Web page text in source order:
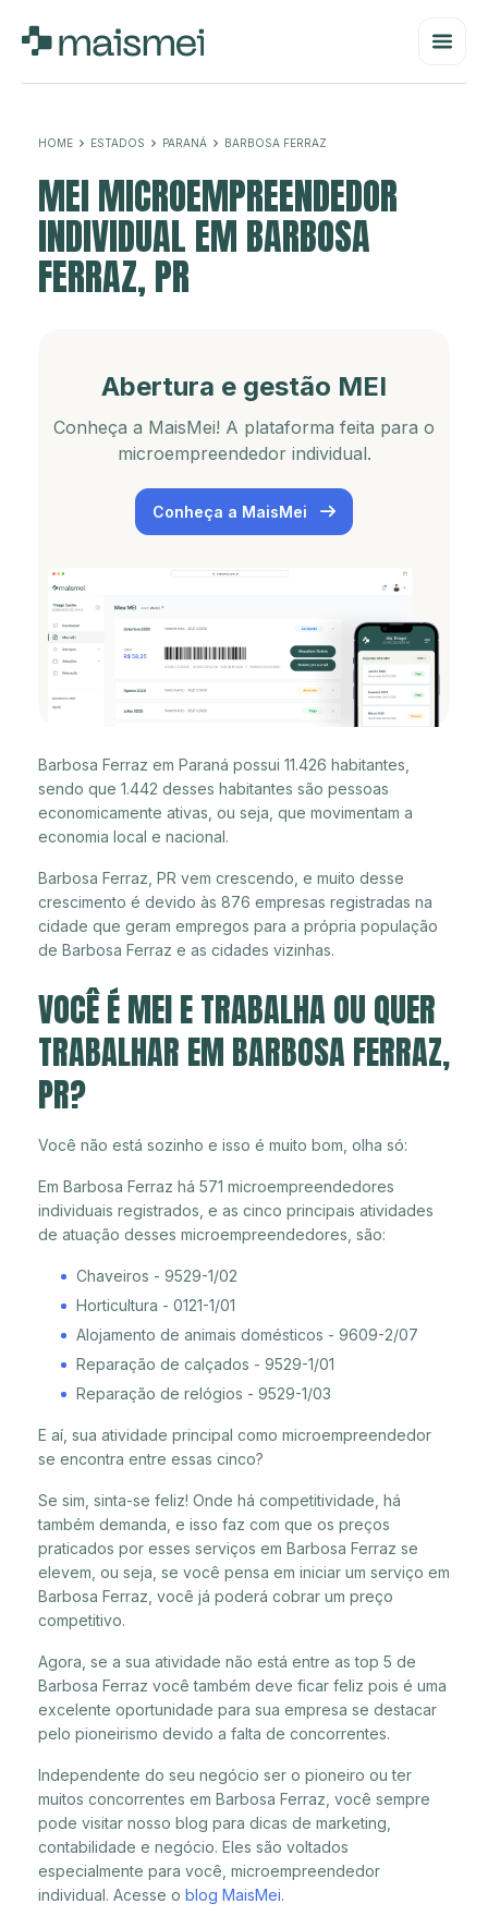
HOME ESTADOS PARANÁ BARBOSA FERRAZ
MEI MICROEMPREENDEDOR
INDIVIDUAL EM BARBOSA
FERRAZ, PR
Abertura e gestão MEI
Conheça a MaisMei! A plataforma feita para o
microempreendedor individual.
Conheça a MaisMei
Barbosa Ferraz em Paraná possui 11.426 habitantes,
sendo que 1.442 desses habitantes são pessoas
economicamente ativas, ou seja, que movimentam a
economia local e nacional.
Barbosa Ferraz, PR vem crescendo, e muito desse
crescimento é devido às 876 empresas registradas na
cidade que geram empregos para a própria população
de Barbosa Ferraz e as cidades vizinhas.
VOCÊ É MEI E TRABALHA OU QUER
TRABALHAR EM BARBOSA FERRAZ,
PR?
Você não está sozinho e isso é muito bom, olha só:
Em Barbosa Ferraz há 571 microempreendedores
individuais registrados, e as cinco principais atividades
de atuação desses microempreendedores, são:
Chaveiros - 9529-1/02
Horticultura - 0121-1/01
Alojamento de animais domésticos - 9609-2/07
Reparação de calçados - 9529-1/01
Reparação de relógios - 9529-1/03
E aí, sua atividade principal como microempreendedor
se encontra entre essas cinco?
Se sim, sinta-se feliz! Onde há competitividade, há
também demanda, e isso faz com que os preços
praticados por esses serviços em Barbosa Ferraz se
elevem, ou seja, se você pensa em iniciar um serviço em
Barbosa Ferraz, você já poderá cobrar um preço
competitivo.
Agora, se a sua atividade não está entre as top 5 de
Barbosa Ferraz você também deve ficar feliz pois é uma
excelente oportunidade para sua empresa se destacar
pelo pioneirismo devido a falta de concorrentes.
Independente do seu negócio ser o pioneiro ou ter
muitos concorrentes em Barbosa Ferraz, você sempre
pode visitar nosso blog para dicas de marketing,
contabilidade e negócio. Eles são voltados
especialmente para você, microempreendedor
individual. Acesse o blog MaisMei.